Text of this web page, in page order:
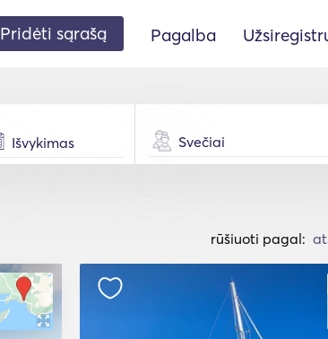
Pridėti sąrašą Pagalba
Svečiai
rūšiuoti pagal: